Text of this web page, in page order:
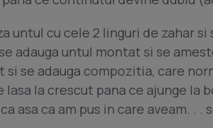
untul cu cele 2 linguri de zahar si
adauga untul montat si se
si se adauga compozitia, care
la crescut pana ce ajunge la
asa ca am pus in care aveam. . .